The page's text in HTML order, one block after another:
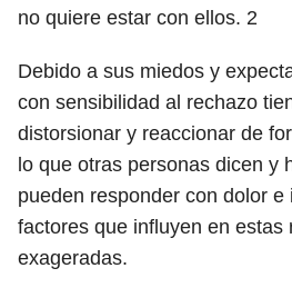
no quiere estar con ellos. 2
Debido a sus miedos y
con sensibilidad al rechazo
distorsionar y reaccionar de
lo que otras personas dicen y
pueden responder con dolor e
factores que influyen en estas
exageradas.